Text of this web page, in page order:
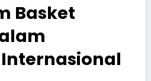
Basket